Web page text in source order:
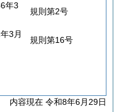
年3
規則第2号
3月
規則第16号
内容現在 令和8年6月29日